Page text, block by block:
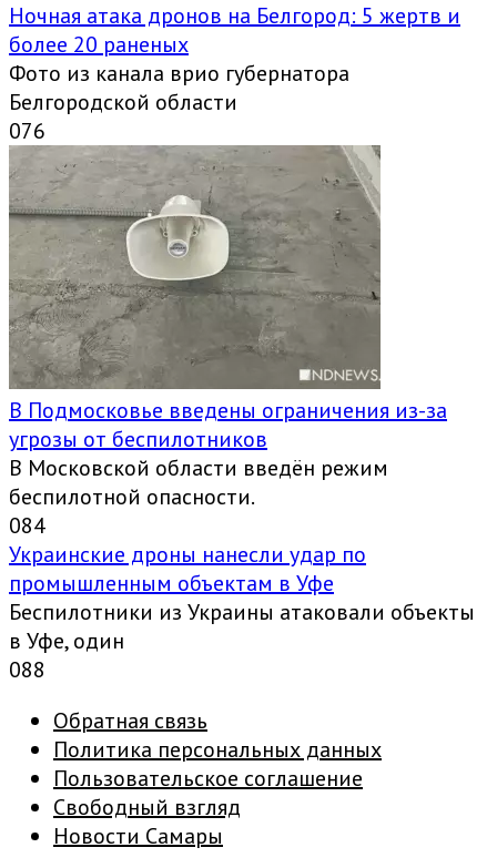
Ночная атака дронов на Белгород: 5 жертв и
более 20 раненых
Фото из канала врио губернатора
Белгородской области
076
В Подмосковье введены ограничения из-за
угрозы от беспилотников
В Московской области введён режим
беспилотной опасности.
084
Украинские дроны нанесли удар по
промышленным объектам в Уфе
Беспилотники из Украины атаковали объекты
в Уфе, один
088
Обратная связь
Политика персональных данных
Пользовательское соглашение
Свободный взгляд
Новости Самары